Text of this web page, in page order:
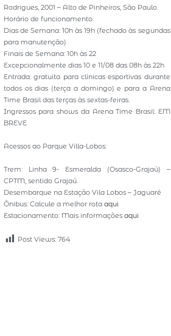
Rodrigues, 2001 – Alto de Pinheiros, São Paulo.
Horário de funcionamento:
Dias de Semana: 10h às 19h (fechado às segundas
para manutenção)
Finais de Semana: 10h às 22
Excepcionalmente dias 10 e 11/08 das 08h às 22h
Entrada: gratuita para clínicas esportivas durante
todos os dias (terça a domingo) e para a Arena
Time Brasil das terças às sextas-feiras.
Ingressos para shows da Arena Time Brasil: EM
BREVE
Acessos ao Parque Villa-Lobos:
Trem: Linha 9- Esmeralda (Osasco-Grajaú) –
CPTM, sentido Grajaú.
Desembarque na Estação Vila Lobos – Jaguaré
Ônibus: Calcule a melhor rota aqui
Estacionamento: Mais informações aqui
Post Views: 764